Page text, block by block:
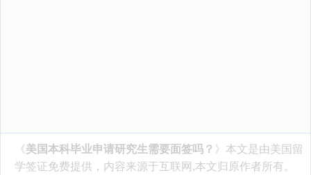
《美国本科毕业申请研究生需要面签吗？ 》本文是由美国留
学签证免费提供，内容来源于互联网,本文归原作者所有。